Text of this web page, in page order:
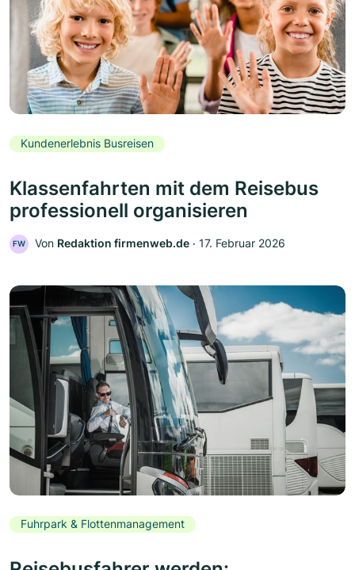
Kundenerlebnis Busreisen
Klassenfahrten mit dem Reisebus
professionell organisieren
FW Von Redaktion firmenweb.de ‧ 17. Februar 2026
Fuhrpark & Flottenmanagement